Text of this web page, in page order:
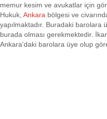
memur kesim ve avukatlar için
Hukuk, Ankara bölgesi ve
yapılmaktadır. Buradaki barolara
burada olması gerekmektedir.
Ankara’daki barolara üye olup